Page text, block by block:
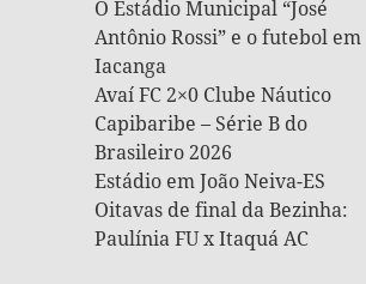
O Estádio Municipal “José
Antônio Rossi” e o futebol em
Iacanga
Avaí FC 2×0 Clube Náutico
Capibaribe – Série B do
Brasileiro 2026
Estádio em João Neiva-ES
Oitavas de final da Bezinha:
Paulínia FU x Itaquá AC